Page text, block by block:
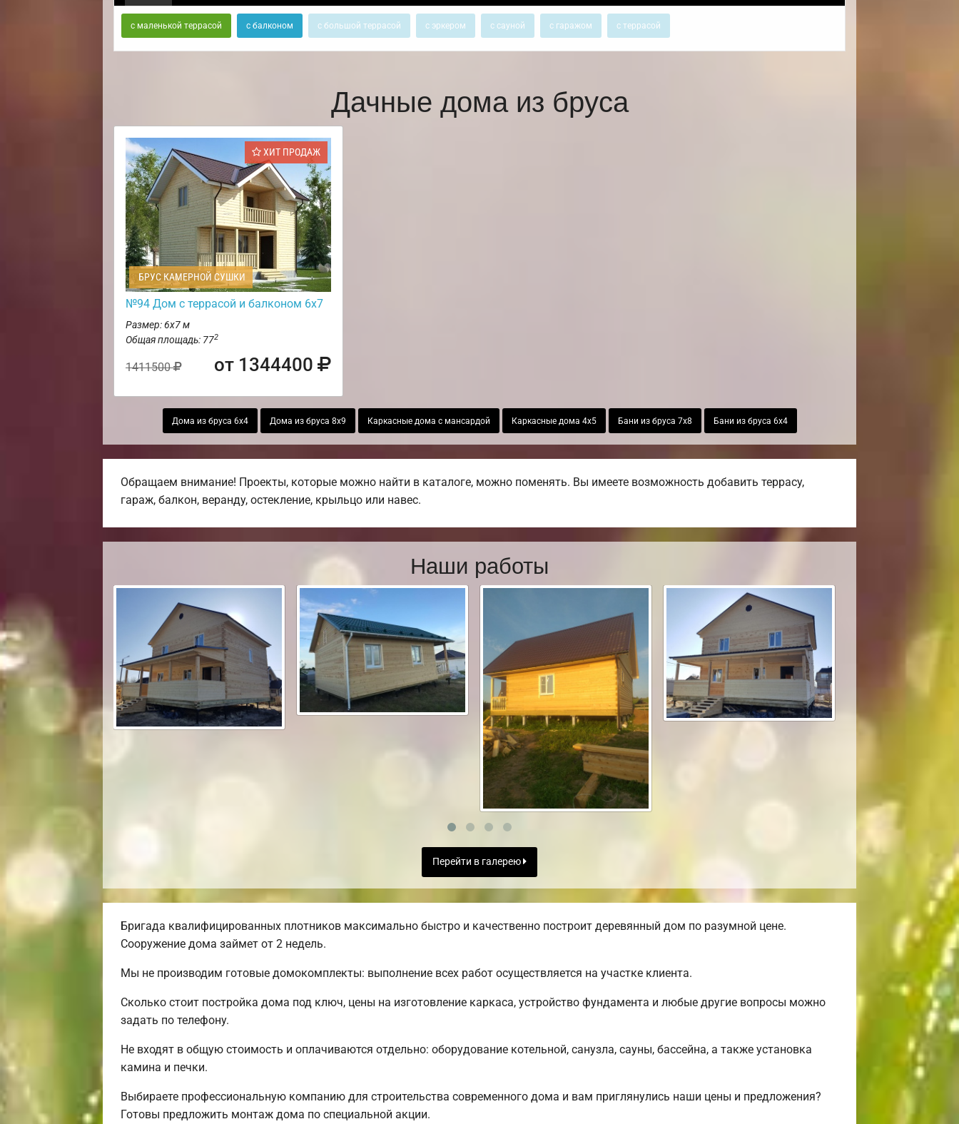
с маленькой террасой с балконом с большой террасой с эркером с сауной с гаражом с террасой
Дачные дома из бруса
ХИТ ПРОДАЖ
БРУС КАМЕРНОЙ СУШКИ
№94 Дом с террасой и балконом 6х7
Размер: 6х7 м
Общая площадь: 772
1411500 от 1344400
Дома из бруса 6х4 Дома из бруса 8х9 Каркасные дома с мансардой Каркасные дома 4х5 Бани из бруса 7х8 Бани из бруса 6х4
Обращаем внимание! Проекты, которые можно найти в каталоге, можно поменять. Вы имеете возможность добавить террасу,
гараж, балкон, веранду, остекление, крыльцо или навес.
Наши работы
Перейти в галерею
Бригада квалифицированных плотников максимально быстро и качественно построит деревянный дом по разумной цене.
Сооружение дома займет от 2 недель.
Мы не производим готовые домокомплекты: выполнение всех работ осуществляется на участке клиента.
Сколько стоит постройка дома под ключ, цены на изготовление каркаса, устройство фундамента и любые другие вопросы можно
задать по телефону.
Не входят в общую стоимость и оплачиваются отдельно: оборудование котельной, санузла, сауны, бассейна, а также установка
камина и печки.
Выбираете профессиональную компанию для строительства современного дома и вам приглянулись наши цены и предложения?
Готовы предложить монтаж дома по специальной акции.